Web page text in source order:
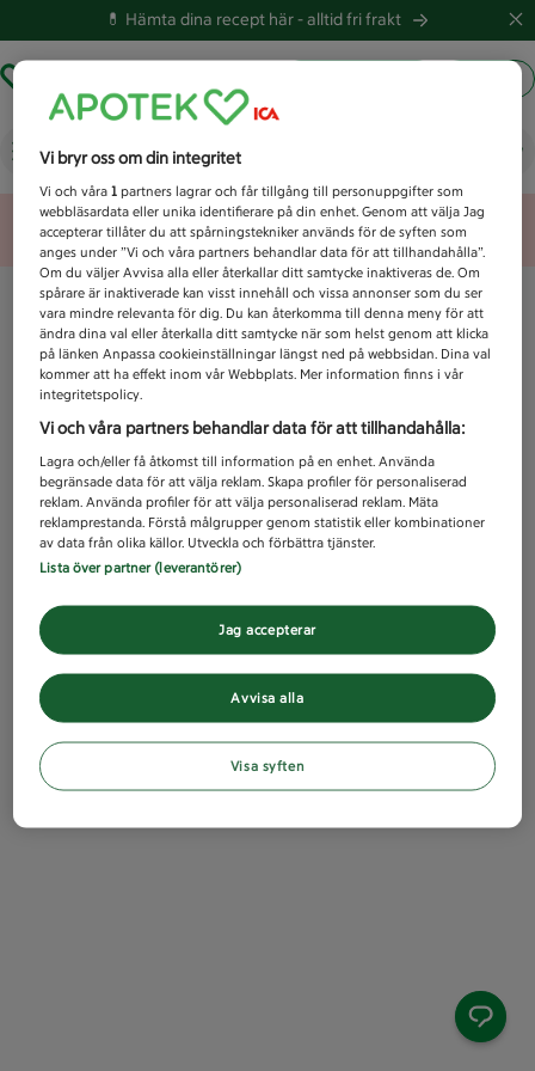
💊 Hämta dina recept här -alltid fri frakt
Vad letar du efter idag?
Unknown error
Vi bryr oss om din integritet
Vi och våra1 partners lagrar och får tillgång till personuppgifter som
webbläsardata eller unika identifierare på din enhet. Genom att välja Jag
accepterar tillåter du att spårningstekniker används för de syften som
anges under ”Vi och våra partners behandlar data för att tillhandahålla”.
Om du väljer Avvisa alla eller återkallar ditt samtycke inaktiveras de. Om
spårare är inaktiverade kan visst innehåll och vissa annonser som du ser
vara mindre relevanta för dig. Du kan återkomma till denna meny för att
ändra dina val eller återkalla ditt samtycke när som helst genom att klicka
på länken Anpassa cookieinställningar längst ned på webbsidan. Dina val
kommer att ha effekt inom vår Webbplats. Mer information finns i vår
integritetspolicy.
Vi och våra partners behandlar data för att tillhandahålla:
Lagra och/eller få åtkomst till information på en enhet. Använda
begränsade data för att välja reklam. Skapa profiler för personaliserad
reklam. Använda profiler för att välja personaliserad reklam. Mäta
reklamprestanda. Förstå målgrupper genom statistik eller kombinationer
av data från olika källor. Utveckla och förbättra tjänster.
Lista över partner (leverantörer)
Avvisa alla
Jag accepterar
Visa syften